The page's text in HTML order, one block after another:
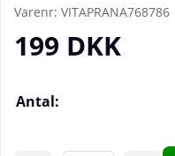
Varenr: VITAPRANA768786
199 DKK
Antal: